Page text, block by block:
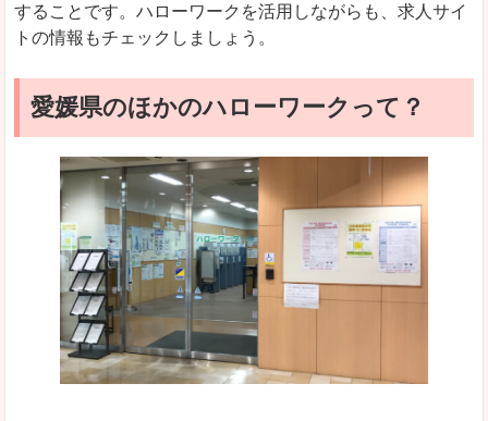
することです。ハローワークを活用しながらも、求人サイ
トの情報もチェックしましょう。
愛媛県のほかのハローワークって？